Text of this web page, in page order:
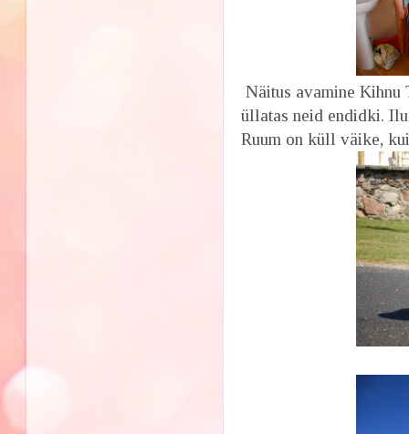
Näitus avamine
üllatas neid endidki.
Ruum on küll väike,